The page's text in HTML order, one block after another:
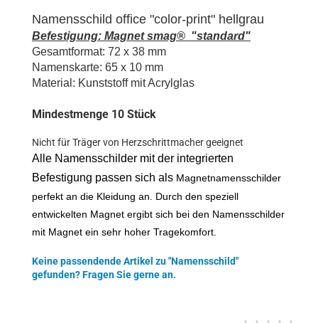
Namensschild office "color-print" hellgrau
Befestigung: Magnet smag® "standard"
Gesamtformat: 72 x 38 mm
Namenskarte: 65 x 10 mm
Material: Kunststoff mit Acrylglas
Mindestmenge 10 Stück
Nicht für Träger von Herzschrittmacher geeignet
Alle Namensschilder mit der integrierten
Befestigung passen sich als Magnetnamensschilder
perfekt an die Kleidung an. Durch den speziell
entwickelten Magnet ergibt sich bei den Namensschilder
mit Magnet ein sehr hoher Tragekomfort.
Keine passendende Artikel zu "Namensschild"
gefunden? Fragen Sie gerne an.